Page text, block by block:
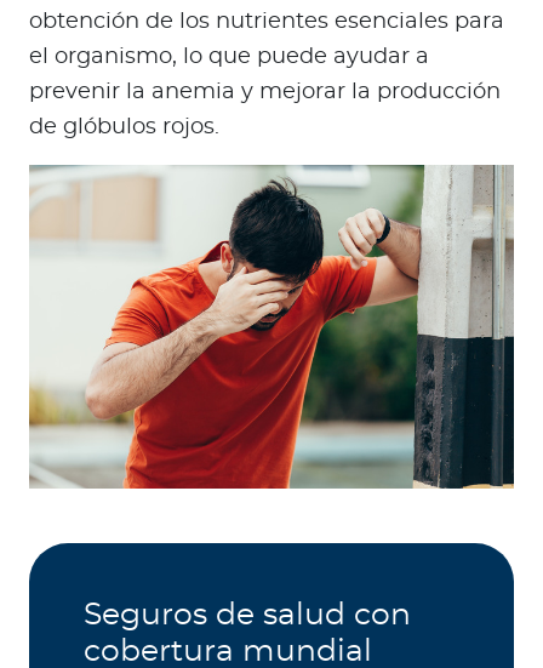
obtención de los nutrientes esenciales para
el organismo, lo que puede ayudar a
prevenir la anemia y mejorar la producción
de glóbulos rojos.
Seguros de salud con
cobertura mundial